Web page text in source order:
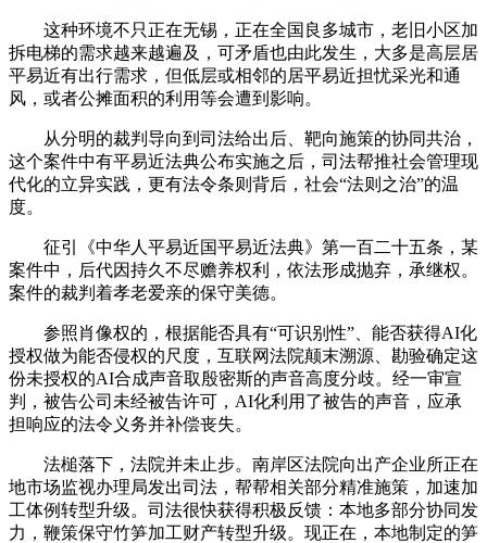
这种环境不只正在无锡，正在全国良多城市，老旧小区加
拆电梯的需求越来越遍及，可矛盾也由此发生，大多是高层居
平易近有出行需求，但低层或相邻的居平易近担忧采光和通
风，或者公摊面积的利用等会遭到影响。
从分明的裁判导向到司法给出后、靶向施策的协同共治，
这个案件中有平易近法典公布实施之后，司法帮推社会管理现
代化的立异实践，更有法令条则背后，社会“法则之治”的温
度。
征引《中华人平易近国平易近法典》第一百二十五条，某
案件中，后代因持久不尽赡养权利，依法形成抛弃，承继权。
案件的裁判着孝老爱亲的保守美德。
参照肖像权的，根据能否具有“可识别性”、能否获得AI化
授权做为能否侵权的尺度，互联网法院颠末溯源、勘验确定这
份未授权的AI合成声音取殷密斯的声音高度分歧。经一审宣
判，被告公司未经被告许可，AI化利用了被告的声音，应承
担响应的法令义务并补偿丧失。
法槌落下，法院并未止步。南岸区法院向出产企业所正在
地市场监视办理局发出司法，帮帮相关部分精准施策，加速加
工体例转型升级。司法很快获得积极反馈：本地多部分协同发
力，鞭策保守竹笋加工财产转型升级。现正在，本地制定的笋